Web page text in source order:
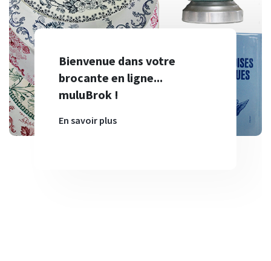
Bienvenue dans votre
brocante en ligne...
muluBrok !
En savoir plus